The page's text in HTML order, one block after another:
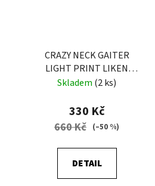
CRAZY NECK GAITER
LIGHT PRINT LIKEN
SCOTTISH
Skladem (2 ks)
330 Kč
660 Kč (–50 %)
DETAIL